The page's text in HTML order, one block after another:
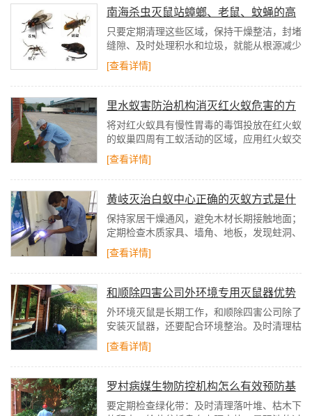
南海杀虫灭鼠站蟑螂、老鼠、蚊蝇的高
频出没点
只要定期清理这些区域，保持干燥整洁，封堵
缝隙、及时处理积水和垃圾，就能从根源减少
这些“小麻烦”！下次再发现它们的踪迹，先对
照这几个位置排查，高效除患更轻松～
[查看详情]
里水蚁害防治机构消灭红火蚁危害的方
法
将对红火蚁具有慢性胃毒的毒饵投放在红火蚁
的蚁巢四周有工蚁活动的区域，应用红火蚁交
哺、整理和清洁的特性，将药剂传送到整个红
火蚁群体，从而杀灭整个群体的方法。
[查看详情]
黄岐灭治白蚁中心正确的灭蚁方式是什
么
保持家居干燥通风，避免木材长期接触地面；
定期检查木质家具、墙角、地板，发现蛀洞、
粉末状排泄物及时处理；装修时可对木材进行
防蚁处理，从源头降低虫害风险。
[查看详情]
和顺除四害公司外环境专用灭鼠器优势
外环境灭鼠是长期工作，和顺除四害公司除了
安装灭鼠器，还要配合环境整治。及时清理枯
枝落叶、堆放的杂物，密封下水道口和墙体缝
隙，减少老鼠的藏身之处。
[查看详情]
罗村病媒生物防控机构怎么有效预防基
孔肯雅热
要定期检查绿化带：及时清理落叶堆、枯木下